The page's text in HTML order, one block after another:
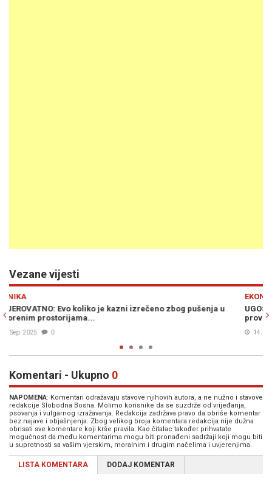
Vezane vijesti
u
UGOSTITELJI NEZADOVOLJNI: Za mišljenje nisu pitani, za
provođenje nisu spremni
14. Dec. 2024
Komentari - Ukupno 0
NAPOMENA: Komentari odražavaju stavove njihovih autora, a ne nužno i stavove
redakcije Slobodna Bosna. Molimo korisnike da se suzdrže od vrijeđanja,
psovanja i vulgarnog izražavanja. Redakcija zadržava pravo da obriše komentar
bez najave i objašnjenja. Zbog velikog broja komentara redakcija nije dužna
obrisati sve komentare koji krše pravila. Kao čitalac također prihvatate
mogućnost da među komentarima mogu biti pronađeni sadržaji koji mogu biti
u suprotnosti sa vašim vjerskim, moralnim i drugim načelima i uvjerenjima.
LISTA KOMENTARA DODAJ KOMENTAR